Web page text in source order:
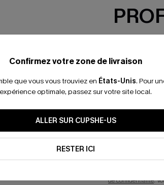
Confirmez votre zone de livraison
que vous vous trouviez en États-Unis. Pour
expérience optimale, passez sur votre site local.
ALLER SUR CUPSHE-US
RESTER ICI
-15%
*Un code
En soumettant
mails marketing (y
reconnaissez avoir
pouvons utiliser les
technologies de
savoir si ceux-ci
personnaliser nos
produits
de confidentialité.